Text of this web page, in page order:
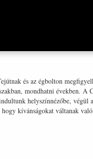
és az égbolton
mondhatni években.
helyszínnézőbe,
kívánságokat váltanak